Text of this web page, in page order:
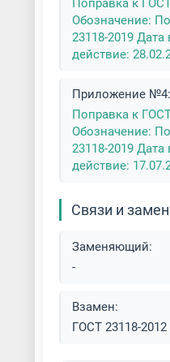
Поправка к
Обозначение:
23118-2019
действие:
Приложение №4:
Поправка к
Обозначение:
23118-2019
действие:
Связи и
Заменяющий:
-
Взамен:
ГОСТ 23118-2012